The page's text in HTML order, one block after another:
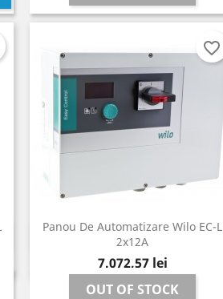
Panou De Automatizare Wilo EC-L
2x12A
Pret
7.072,57 lei
OUT OF STOCK
Vizualizare rapida
favorite_border